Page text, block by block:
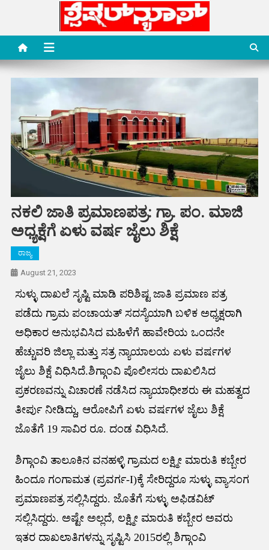
content
Special News Media
Special News Media
ನಕಲಿ ಜಾತಿ ಪ್ರಮಾಣಪತ್ರ: ಗ್ರಾ. ಪಂ. ಮಾಜಿ
ಅಧ್ಯಕ್ಷೆಗೆ ಏಳು ವರ್ಷ ಜೈಲು ಶಿಕ್ಷೆ
ರಾಜ್ಯ
August 21, 2023
ಸುಳ್ಳು ದಾಖಲೆ ಸೃಷ್ಟಿ ಮಾಡಿ ಪರಿಶಿಷ್ಟ ಜಾತಿ ಪ್ರಮಾಣ ಪತ್ರ
ಪಡೆದು ಗ್ರಾಮ ಪಂಚಾಯತ್‌ ಸದಸ್ಯೆಯಾಗಿ ಬಳಿಕ ಅಧ್ಯಕ್ಷರಾಗಿ
ಅಧಿಕಾರ ಅನುಭವಿಸಿದ ಮಹಿಳೆಗೆ ಹಾವೇರಿಯ ಒಂದನೇ
ಹೆಚ್ಚುವರಿ ಜಿಲ್ಲಾ ಮತ್ತು ಸತ್ರ ನ್ಯಾಯಾಲಯ ಏಳು ವರ್ಷಗಳ
ಜೈಲು ಶಿಕ್ಷೆ ವಿಧಿಸಿದೆ.ಶಿಗ್ಗಾಂವಿ ಪೊಲೀಸರು ದಾಖಲಿಸಿದ
ಪ್ರಕರಣವನ್ನು ವಿಚಾರಣೆ ನಡೆಸಿದ ನ್ಯಾಯಾಧೀಶರು ಈ ಮಹತ್ವದ
ತೀರ್ಪು ನೀಡಿದ್ದು, ಆರೋಪಿಗೆ ಏಳು ವರ್ಷಗಳ ಜೈಲು ಶಿಕ್ಷೆ
ಜೊತೆಗೆ 19 ಸಾವಿರ ರೂ. ದಂಡ ವಿಧಿಸಿದೆ.
ಶಿಗ್ಗಾಂವಿ ತಾಲೂಕಿನ ವನಹಳ್ಳಿ ಗ್ರಾಮದ ಲಕ್ಷ್ಮೀ ಮಾರುತಿ ಕಬ್ಬೇರ
ಹಿಂದೂ ಗಂಗಾಮತ (ಪ್ರವರ್ಗ-I)ಕ್ಕೆ ಸೇರಿದ್ದರೂ ಸುಳ್ಳು ವ್ಯಾಸಂಗ
ಪ್ರಮಾಣಪತ್ರ ಸಲ್ಲಿಸಿದ್ದರು. ಜೊತೆಗೆ ಸುಳ್ಳು ಅಫಿಡವಿಟ್
ಸಲ್ಲಿಸಿದ್ದರು. ಅಷ್ಟೇ ಅಲ್ಲದೆ, ಲಕ್ಷ್ಮೀ ಮಾರುತಿ ಕಬ್ಬೇರ ಅವರು
ಇತರ ದಾಖಲಾತಿಗಳನ್ನು ಸೃಷ್ಟಿಸಿ 2015ರಲ್ಲಿ ಶಿಗ್ಗಾಂವಿ